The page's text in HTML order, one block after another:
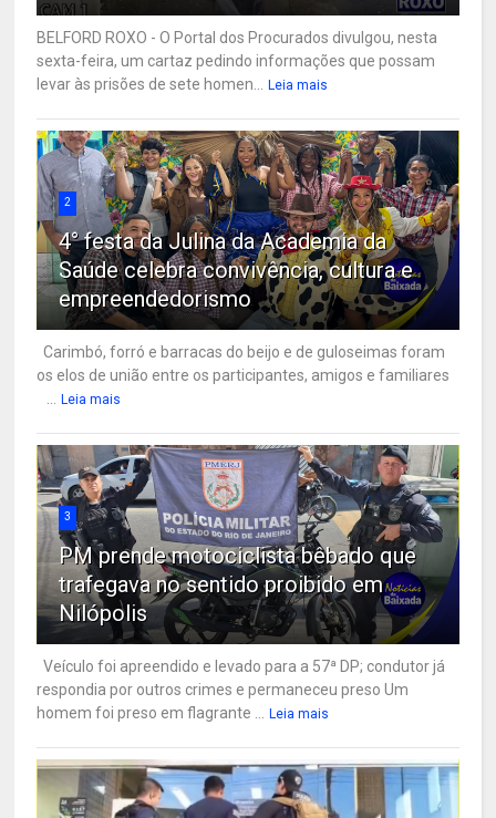
BELFORD ROXO - O Portal dos Procurados divulgou, nesta
sexta-feira, um cartaz pedindo informações que possam
levar às prisões de sete homen... Leia mais
2
4° festa da Julina da Academia da
Saúde celebra convivência, cultura e
empreendedorismo
Carimbó, forró e barracas do beijo e de guloseimas foram
os elos de união entre os participantes, amigos e familiares
... Leia mais
3
PM prende motociclista bêbado que
trafegava no sentido proibido em
Nilópolis
Veículo foi apreendido e levado para a 57ª DP; condutor já
respondia por outros crimes e permaneceu preso Um
homem foi preso em flagrante ... Leia mais